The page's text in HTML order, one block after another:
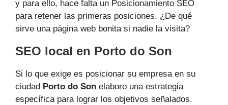
y para ello, hace falta un Posicionamiento SEO
para retener las primeras posiciones. ¿De qué
sirve una página web bonita si nadie la visita?
SEO local en Porto do Son
Si lo que exige es posicionar su empresa en su
ciudad Porto do Son elaboro una estrategia
específica para lograr los objetivos señalados.